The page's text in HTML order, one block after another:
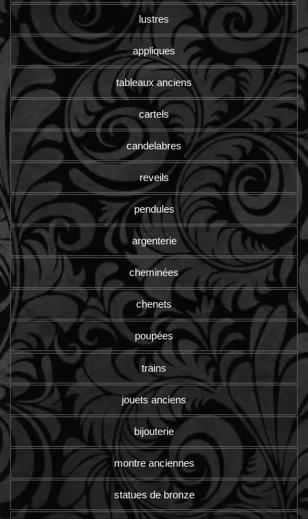
lustres
appliques
tableaux anciens
cartels
candelabres
reveils
pendules
argenterie
cheminées
chenets
poupées
trains
jouets anciens
bijouterie
montre anciennes
statues de bronze